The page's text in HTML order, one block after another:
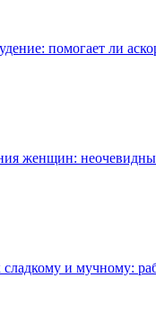
помогает ли
женщин:
сладкому и мучному: